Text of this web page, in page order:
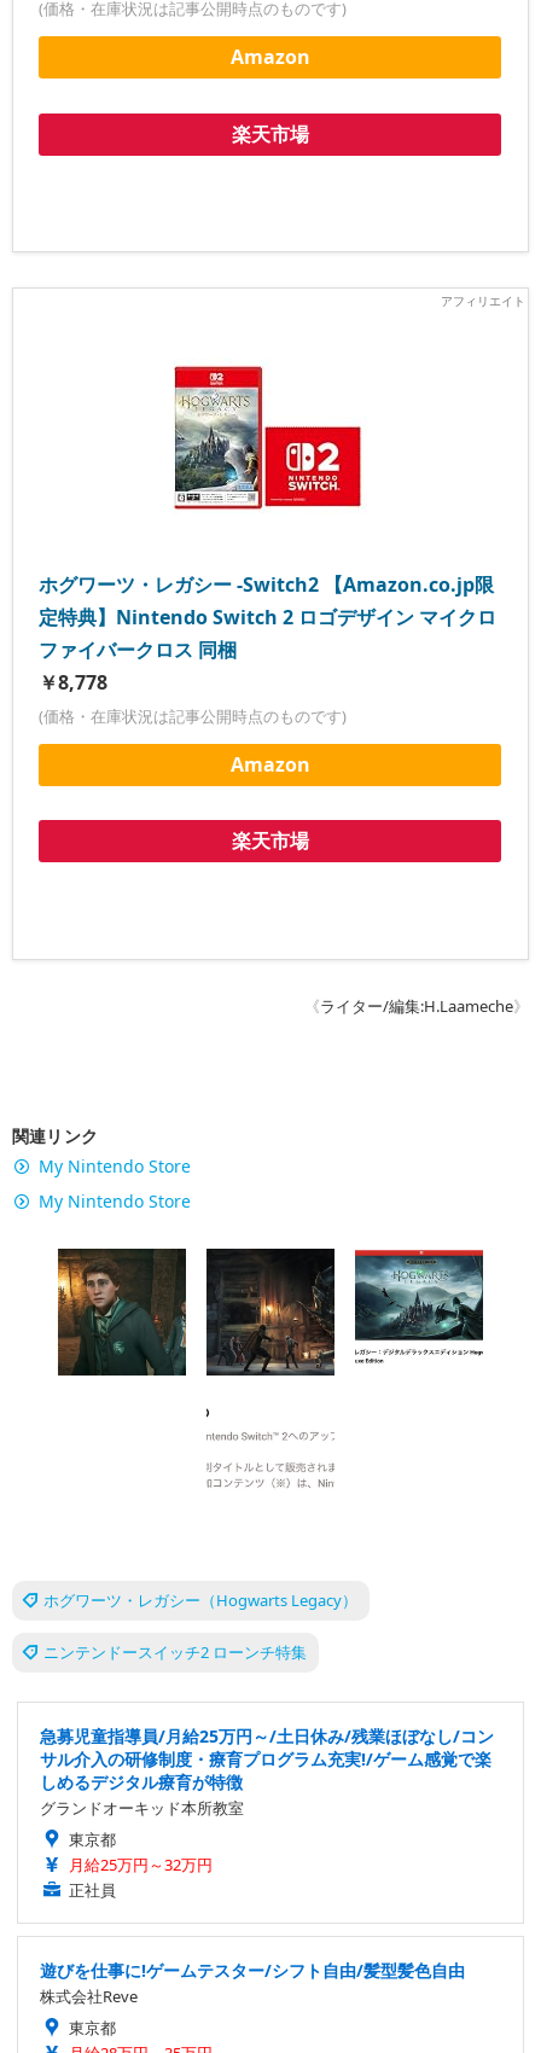
(価格・在庫状況は記事公開時点のものです)
Amazon
楽天市場
ホグワーツ・レガシー -Switch2 【Amazon.co.jp限
定特典】Nintendo Switch 2 ロゴデザイン マイクロ
ファイバークロス 同梱
￥8,778
(価格・在庫状況は記事公開時点のものです)
Amazon
楽天市場
《ライター/編集:H.Laameche》
関連リンク
My Nintendo Store
My Nintendo Store
ホグワーツ・レガシー（Hogwarts Legacy）
ニンテンドースイッチ2 ローンチ特集
急募児童指導員/月給25万円～/土日休み/残業ほぼなし/コン
サル介入の研修制度・療育プログラム充実!/ゲーム感覚で楽
しめるデジタル療育が特徴
グランドオーキッド本所教室
東京都
月給25万円～32万円
正社員
遊びを仕事に!ゲームテスター/シフト自由/髪型髪色自由
株式会社Reve
東京都